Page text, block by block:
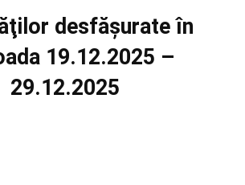
desfăşurate în
19.12.2025 –
29.12.2025